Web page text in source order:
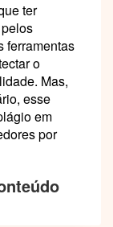
ter
ferramentas
o
Mas,
esse
em
por